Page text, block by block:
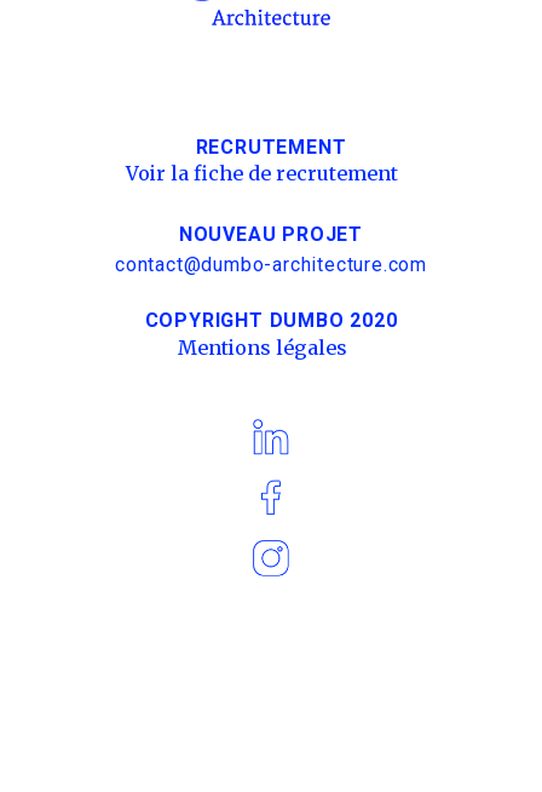
RECRUTEMENT
Voir la fiche de recrutement
NOUVEAU PROJET
contact@dumbo-architecture.com
COPYRIGHT DUMBO 2020
Mentions légales